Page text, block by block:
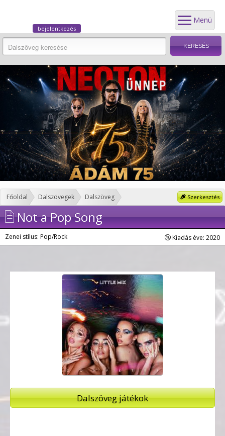
Menü
bejelentkezés
Szerkesztés
Főoldal Dalszövegek Dalszöveg
Not a Pop Song
Zenei stílus: Pop/Rock Kiadás éve: 2020
Dalszöveg játékok